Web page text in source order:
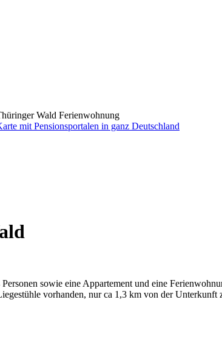
Wald Ferienwohnung
sowie eine Appartement und eine
vorhanden, nur ca 1,3 km von der